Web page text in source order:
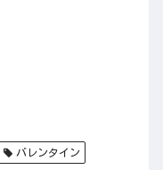
バレンタイン